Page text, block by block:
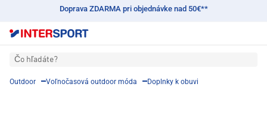
Doprava ZDARMA pri objednávke nad 50€**
Čo hľadáte?
Outdoor Voľnočasová outdoor móda Doplnky k obuvi